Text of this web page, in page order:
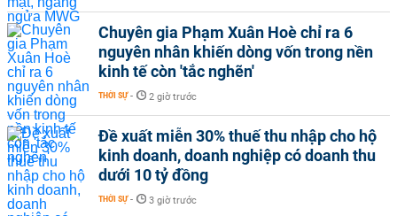
Chuyên gia Phạm Xuân Hoè chỉ ra 6
nguyên nhân khiến dòng vốn trong nền
kinh tế còn 'tắc nghẽn'
THỜI SỰ - 2 giờ trước
Đề xuất miễn 30% thuế thu nhập cho hộ
kinh doanh, doanh nghiệp có doanh thu
dưới 10 tỷ đồng
THỜI SỰ - 3 giờ trước